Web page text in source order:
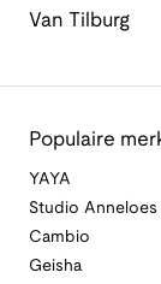
Van Tilburg
Populaire
YAYA
Studio Anneloes
Cambio
Geisha